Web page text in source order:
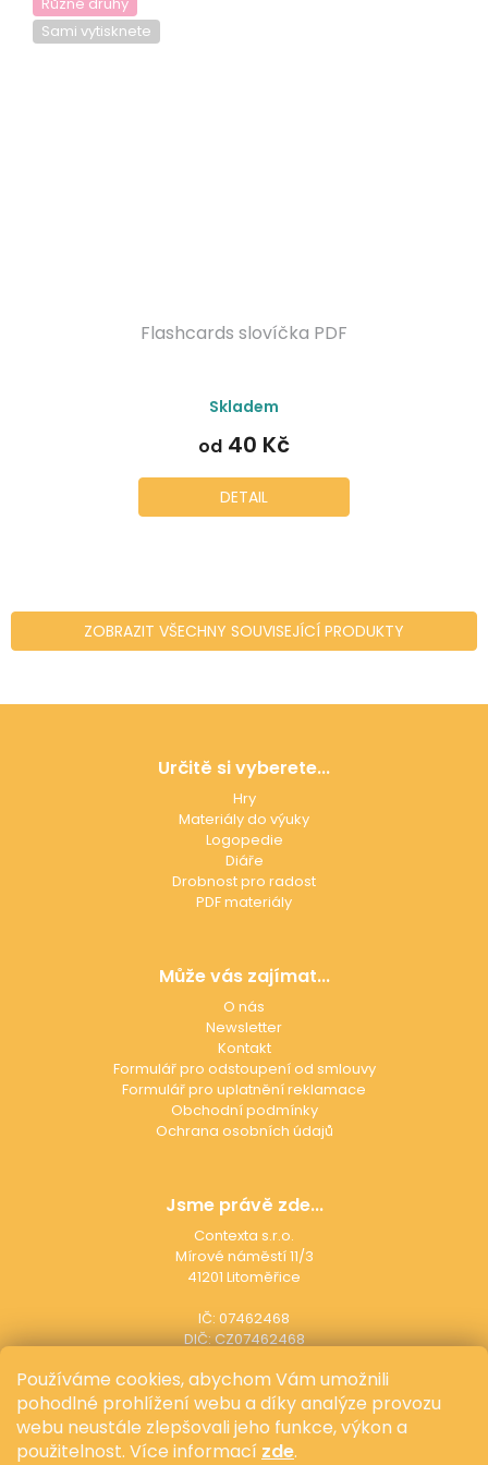
Používáme cookies, abychom Vám umožnili
pohodlné prohlížení webu a díky analýze provozu
webu neustále zlepšovali jeho funkce, výkon a
použitelnost. Více informací zde.
Sami vytisknete
Flashcards slovíčka PDF
hodnocení
produktu
je
5,0
z
5
Skladem
od 40 Kč
DETAIL
ZOBRAZIT VŠECHNY SOUVISEJÍCÍ PRODUKTY
Z
Určitě si vyberete...
Hry
Materiály do výuky
Logopedie
Diáře
Drobnost pro radost
PDF materiály
Může vás zajímat...
O nás
Newsletter
Kontakt
Formulář pro odstoupení od smlouvy
Formulář pro uplatnění reklamace
Obchodní podmínky
Ochrana osobních údajů
Jsme právě zde...
Contexta s.r.o.
Mírové náměstí 11/3
41201 Litoměřice
IČ: 07462468
DIČ: CZ07462468
Ať vám už nic neunikne...